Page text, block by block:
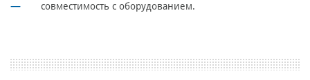
совместимость с оборудованием.